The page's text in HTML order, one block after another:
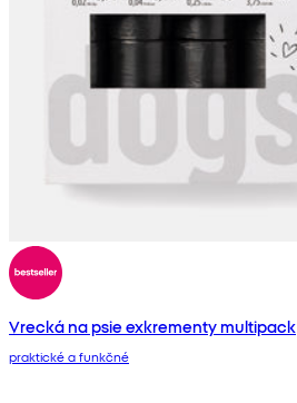
Vrecká na psie exkrementy multipack
praktické a funkčné